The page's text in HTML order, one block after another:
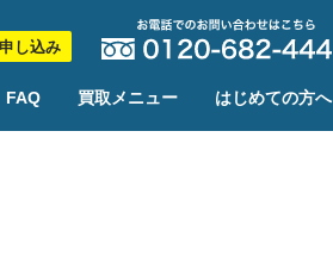
し込み
FAQ 買取メニュー はじめての方へ